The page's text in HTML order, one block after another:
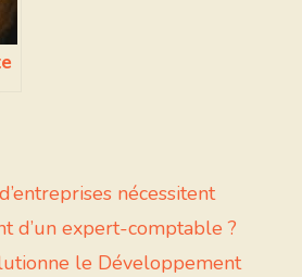
nécessitent
d’un expert-comptable ?
le Développement